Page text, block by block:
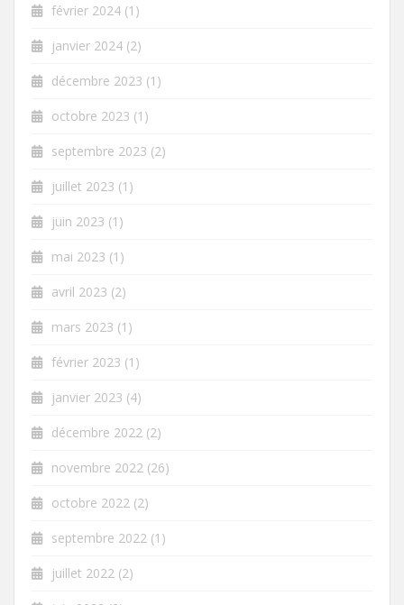
février 2024 (1)
janvier 2024 (2)
décembre 2023 (1)
octobre 2023 (1)
septembre 2023 (2)
juillet 2023 (1)
juin 2023 (1)
mai 2023 (1)
avril 2023 (2)
mars 2023 (1)
février 2023 (1)
janvier 2023 (4)
décembre 2022 (2)
novembre 2022 (26)
octobre 2022 (2)
septembre 2022 (1)
juillet 2022 (2)